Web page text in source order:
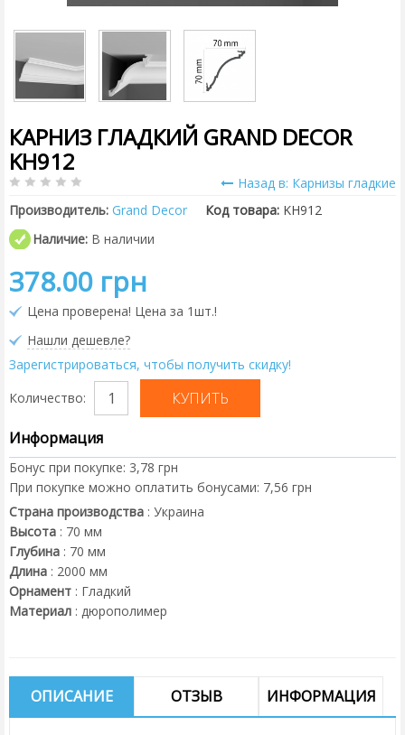
КАРНИЗ ГЛАДКИЙ GRAND DECOR
KH912
Назад в: Карнизы гладкие
Производитель: Grand Decor Код товара: KH912
Наличие: В наличии
378.00 грн
Цена проверена! Цена за 1шт.!
Нашли дешевле?
Зарегистрироваться, чтобы получить скидку!
Количество:
Информация
Бонус при покупке: 3,78 грн
При покупке можно оплатить бонусами: 7,56 грн
Страна производства : Украина
Высота : 70 мм
Глубина : 70 мм
Длина : 2000 мм
Орнамент : Гладкий
Материал : дюрополимер
ОПИСАНИЕ ОТЗЫВ ИНФОРМАЦИЯ